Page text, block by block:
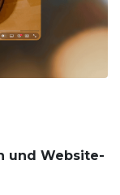
und Website-